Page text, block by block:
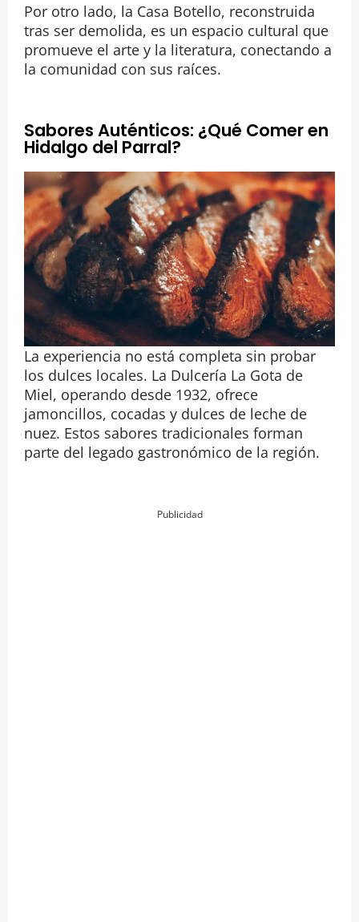
Por otro lado, la Casa Botello, reconstruida
tras ser demolida, es un espacio cultural que
promueve el arte y la literatura, conectando a
la comunidad con sus raíces.
Sabores Auténticos: ¿Qué Comer en
Hidalgo del Parral?
La experiencia no está completa sin probar
los dulces locales. La Dulcería La Gota de
Miel, operando desde 1932, ofrece
jamoncillos, cocadas y dulces de leche de
nuez. Estos sabores tradicionales forman
parte del legado gastronómico de la región.
Publicidad